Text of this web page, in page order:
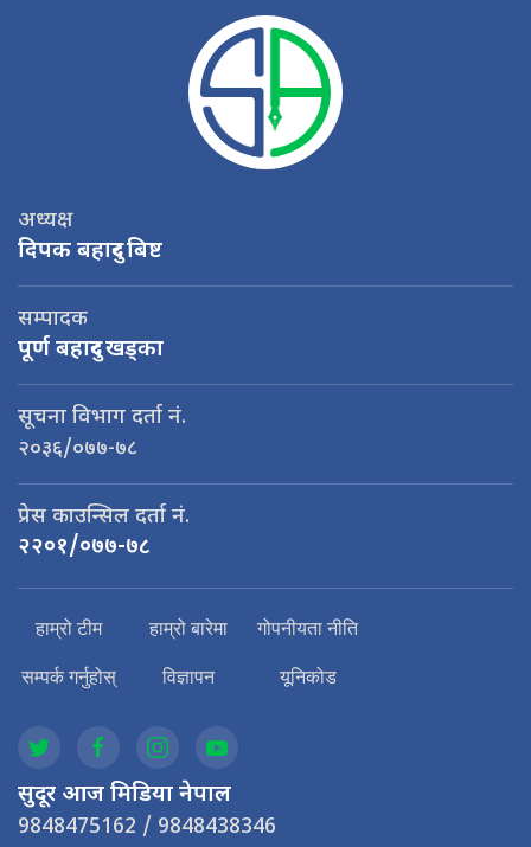
अध्यक्ष
दिपक बहादुर बिष्ट
सम्पादक
पूर्ण बहादुर खड्का
सूचना विभाग दर्ता नं.
२०३६/०७७-७८
प्रेस काउन्सिल दर्ता नं.
२२०१/०७७-७८
हाम्रो टीम हाम्रो बारेमा गोपनीयता नीति
सम्पर्क गर्नुहोस् विज्ञापन यूनिकोड
सुदूर आज मिडिया नेपाल
9848475162 / 9848438346